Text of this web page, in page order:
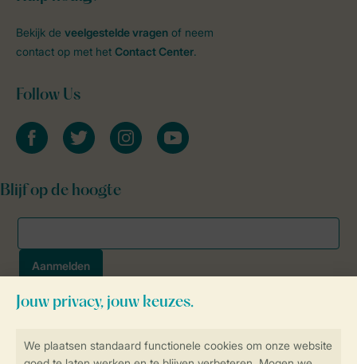
Bekijk de veelgestelde vragen of neem
contact op met het Contact Center.
Follow Us
facebooktwitter instagramyoutube
Blijf op de hoogte